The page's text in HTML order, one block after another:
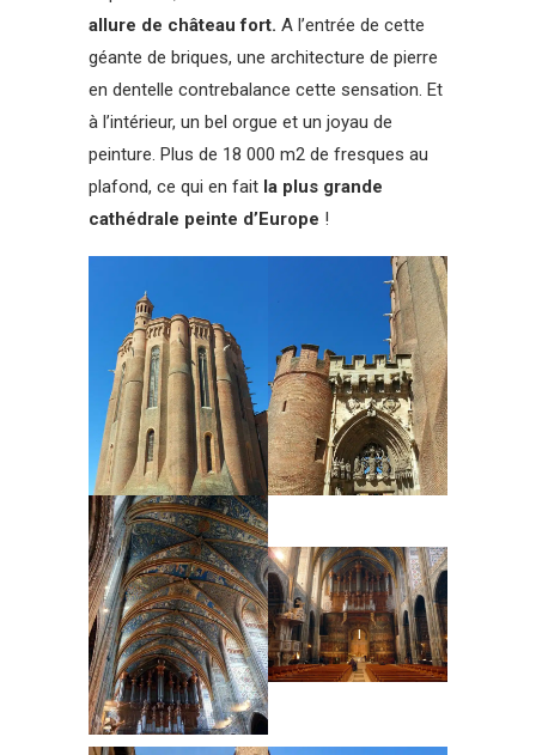
allure de château fort. A l’entrée de cette
géante de briques, une architecture de pierre
en dentelle contrebalance cette sensation. Et
à l’intérieur, un bel orgue et un joyau de
peinture. Plus de 18 000 m2 de fresques au
plafond, ce qui en fait la plus grande
cathédrale peinte d’Europe !